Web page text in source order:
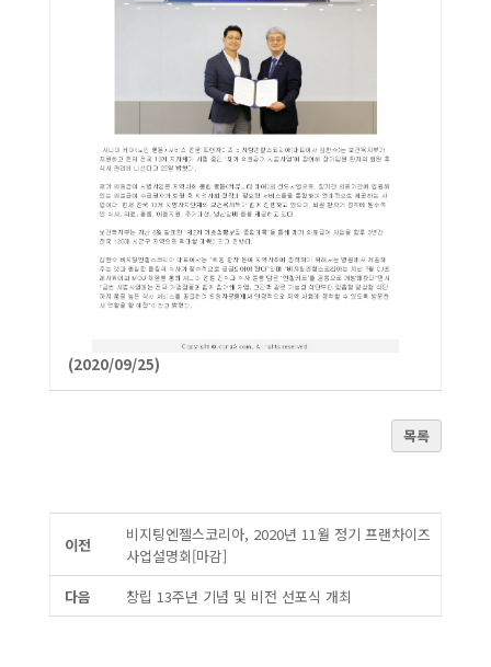
(2020/09/25)
목록
이전
비지팅엔젤스코리아, 2020년 11월 정기 프랜차이즈
사업설명회[마감]
다음
창립 13주년 기념 및 비전 선포식 개최